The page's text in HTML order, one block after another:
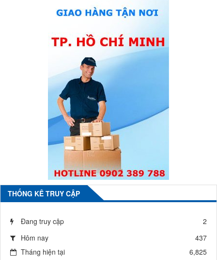
THỐNG KÊ TRUY CẬP
Đang truy cập
2
Hôm nay
437
Tháng hiện tại
6,825